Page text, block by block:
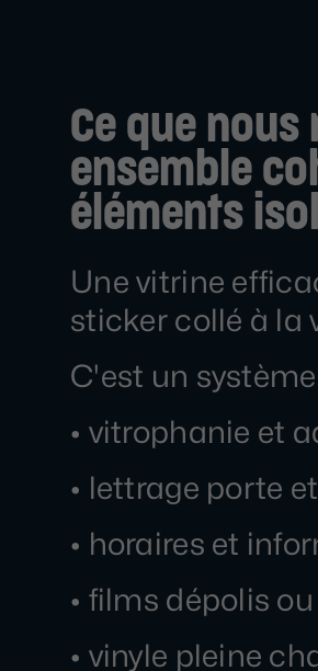
Ce que
ensemble
éléments
Une vitrine
sticker collé à la
C'est un
• vitrophanie et
• lettrage porte
• horaires et
• films dépolis
• vinyle pleine